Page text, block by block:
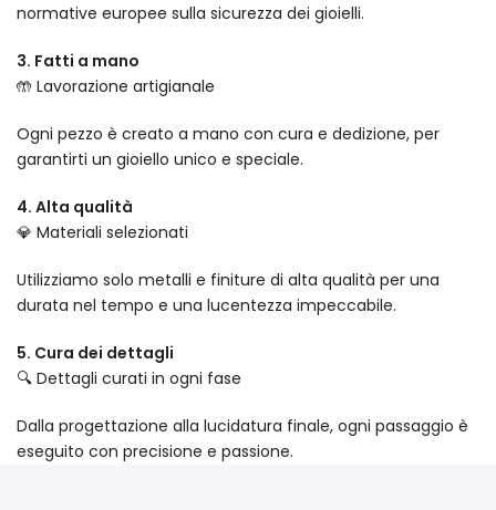
normative europee sulla sicurezza dei gioielli.
3. Fatti a mano
🤲 Lavorazione artigianale
Ogni pezzo è creato a mano con cura e dedizione, per
garantirti un gioiello unico e speciale.
4. Alta qualità
💎 Materiali selezionati
Utilizziamo solo metalli e finiture di alta qualità per una
durata nel tempo e una lucentezza impeccabile.
5. Cura dei dettagli
🔍 Dettagli curati in ogni fase
Dalla progettazione alla lucidatura finale, ogni passaggio è
eseguito con precisione e passione.